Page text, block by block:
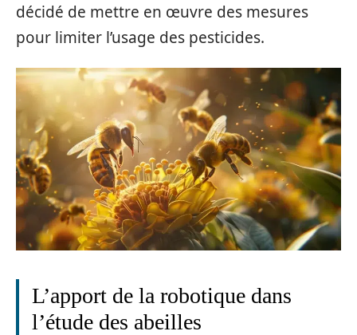
décidé de mettre en œuvre des mesures
pour limiter l’usage des pesticides.
L’apport de la robotique dans
l’étude des abeilles